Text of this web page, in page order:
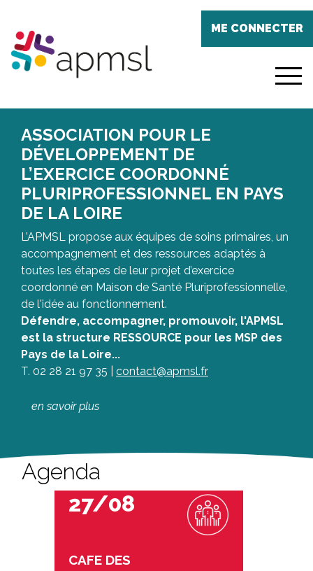
contenu
principal
ME CONNECTER
menu
ASSOCIATION POUR LE
DÉVELOPPEMENT DE
L’EXERCICE COORDONNÉ
PLURIPROFESSIONNEL EN PAYS
DE LA LOIRE
L’APMSL propose aux équipes de soins primaires, un
accompagnement et des ressources adaptés à
toutes les étapes de leur projet d’exercice
coordonné en Maison de Santé Pluriprofessionnelle,
de l'idée au fonctionnement.
Défendre, accompagner, promouvoir, l'APMSL
est la structure RESSOURCE pour les MSP des
Pays de la Loire...
T. 02 28 21 97 35 | contact@apmsl.fr
en savoir plus
Agenda
27/08
CAFE DES